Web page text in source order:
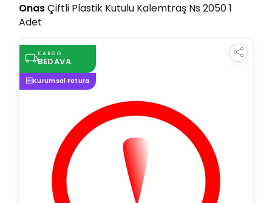
OnasÇiftli Plastik Kutulu Kalemtraş Ns 2050 1
Adet
KARGO
BEDAVA
Kurumsal Fatura